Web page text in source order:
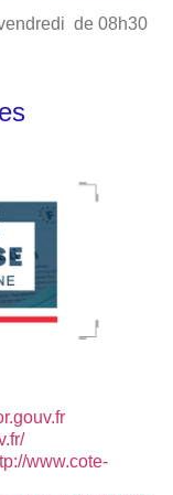
de 08h30
www.cote-